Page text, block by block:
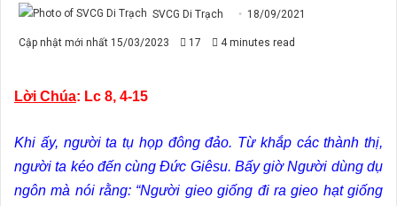
SVCG Di Trạch 18/09/2021
Cập nhật mới nhất 15/03/2023 17 4 minutes read
Lời Chúa: Lc 8, 4-15
Khi ấy, người ta tụ họp đông đảo. Từ khắp các thành thị,
người ta kéo đến cùng Ðức Giêsu. Bấy giờ Người dùng dụ
ngôn mà nói rằng: “Người gieo giống đi ra gieo hạt giống